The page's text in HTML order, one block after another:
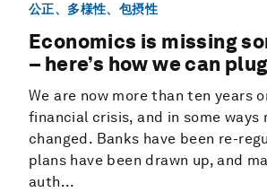
公正、多様性、包摂性
Economics is missing
– here’s how we can
We are now more than ten years
financial crisis, and in some ways
changed. Banks have been re-
plans have been drawn up, and
auth...